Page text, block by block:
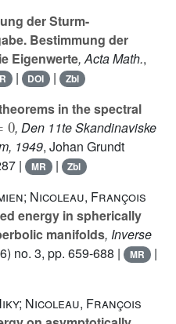
der Sturm-
Bestimmung der
Eigenwerte, Acta Math.,
| DOI | Zbl
in the spectral
, Den 11te Skandinaviske
1949, Johan Grundt
|
MR | Zbl
Nicoleau, François
energy in spherically
manifolds, Inverse
no. 3, pp. 659-688 | MR |
Nicoleau, François